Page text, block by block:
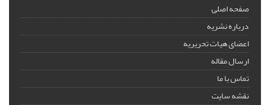
صفحه اصلی
درباره نشریه
اعضای هیات تحریریه
ارسال مقاله
تماس با ما
نقشه سایت